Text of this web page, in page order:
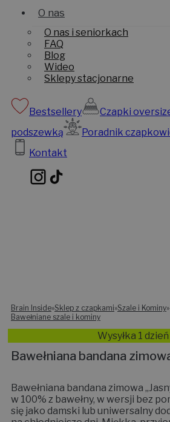
O nas
O nas i seniorkach
FAQ
Blog
Wideo
Sklepy stacjonarne
Bestsellery Czapki
podszewką
Poradnik
Kontakt
Brain Inside»Sklep z czapkami»Szale i Kominy»
Bawełniane szale i kominy
Wysyłka 1 dzień
Bawełniana bandana
Bawełniana bandana zimowa
w 100% z bawełny, w wersji bez
się jako damski lub uniwersalny